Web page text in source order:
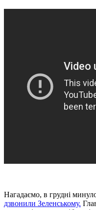
Нагадаємо, в грудні
дзвонили Зеленському.